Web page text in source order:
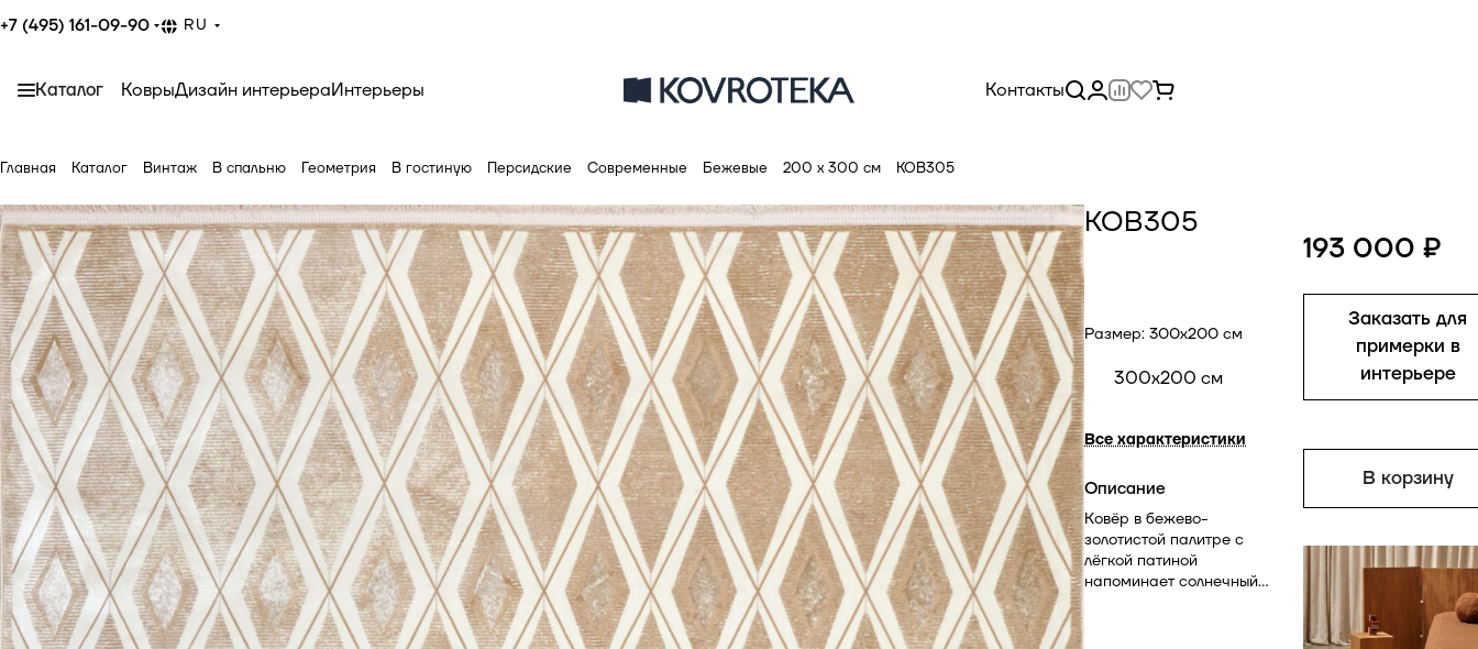
+7 (495) 161-09-90 RU
Каталог КоврыДизайн интерьераИнтерьеры Контакты
Главная Каталог Винтаж В спальню Геометрия В гостиную Персидские Современные Бежевые 200 х 300 см КОВ305
КОВ305
Размер: 300x200 см
300x200 см
Все характеристики
Описание
Ковёр в бежево-
золотистой палитре с
лёгкой патиной
напоминает солнечный
193 000 ₽
Заказать для
примерки в
интерьере
В корзину